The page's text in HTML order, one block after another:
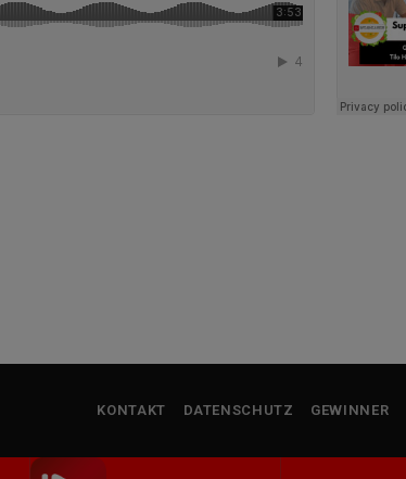
KONTAKT DATENSCHUTZ GEWINNER